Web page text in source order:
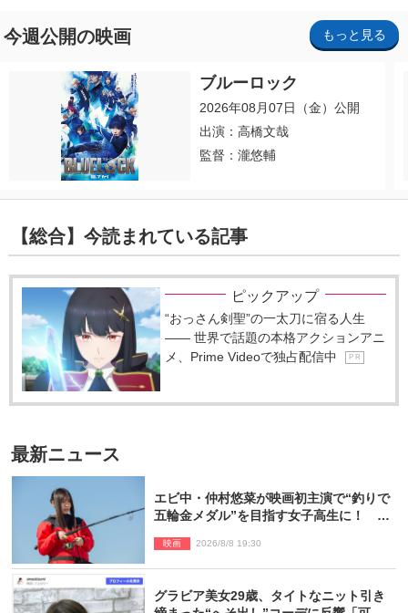
今週公開の映画 もっと見る
ブルーロック
2026年08月07日（金）公開
出演：高橋文哉
監督：瀧悠輔
【総合】今読まれている記事
ピックアップ
“おっさん剣聖”の一太刀に宿る人生
―― 世界で話題の本格アクションアニ
メ、Prime Videoで独占配信中
P R
最新ニュース
エビ中・仲村悠菜が映画初主演で“釣りで
五輪金メダル”を目指す女子高生に！ 映
映画 2026/8/8 19:30
グラビア美女29歳、タイトなニット引き